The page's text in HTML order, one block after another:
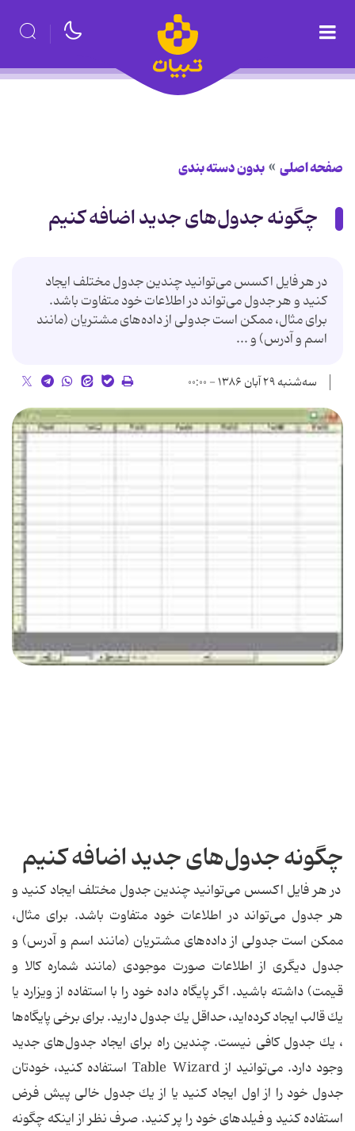
صفحه اصلی بدون دسته بندی
چگونه جدول‌های جدید اضافه كنیم
در هر فایل اكسس می‌توانید چندین جدول مختلف ایجاد
كنید و هر جدول می‌تواند در اطلاعات خود متفاوت باشد.
برای مثال، ممكن است جدولی از داده‌های مشتریان (مانند
اسم و آدرس) و ...
سه‌شنبه ۲۹ آبان ۱۳۸۶ - ۰۰:۰۰
چگونه جدول‌های جدید اضافه كنیم
در هر فایل اكسس می‌توانید چندین جدول مختلف ایجاد كنید و
هر جدول می‌تواند در اطلاعات خود متفاوت باشد. برای مثال،
ممكن است جدولی از داده‌های مشتریان (مانند اسم و آدرس) و
جدول دیگری از اطلاعات صورت موجودی (مانند شماره كالا و
قیمت) داشته باشید. اگر پایگاه داده خود را با استفاده از ویزارد یا
یك قالب ایجاد كرده‌اید، حداقل یك جدول دارید. برای برخی پایگاه‌ها
، یك جدول كافی نیست. چندین راه برای ایجاد جدول‌های جدید
وجود دارد. می‌توانید از Table Wizard استفاده كنید، خودتان
جدول خود را از اول ایجاد كنید یا از یك جدول خالی پیش فرض
استفاده كنید و فیلدهای خود را پر كنید. صرف نظر از اینكه چگونه